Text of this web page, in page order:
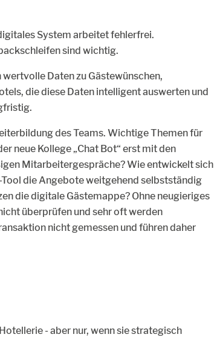
System arbeitet fehlerfrei.
sind wichtig.
Daten zu Gästewünschen,
die diese Daten intelligent auswerten und
des Teams. Wichtige Themen für
neue Kollege „Chat Bot“ erst mit den
Mitarbeitergespräche? Wie entwickelt sich
die Angebote weitgehend selbstständig
die digitale Gästemappe? Ohne neugieriges
überprüfen und sehr oft werden
nicht gemessen und führen daher
- aber nur, wenn sie strategisch